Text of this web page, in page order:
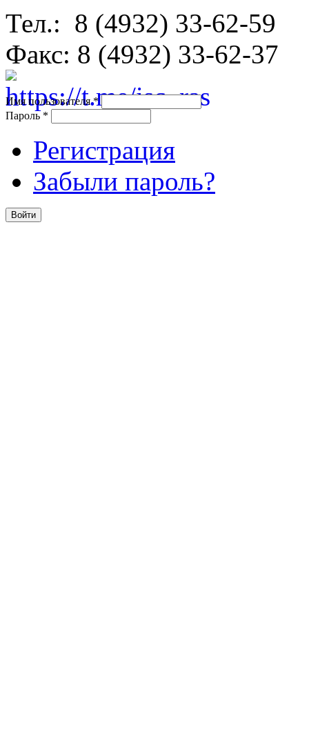
Тел.: 8 (4932) 33-62-59
Факс: 8 (4932) 33-62-37
Имя пользователя*
Пароль *
Регистрация
Забыли пароль?